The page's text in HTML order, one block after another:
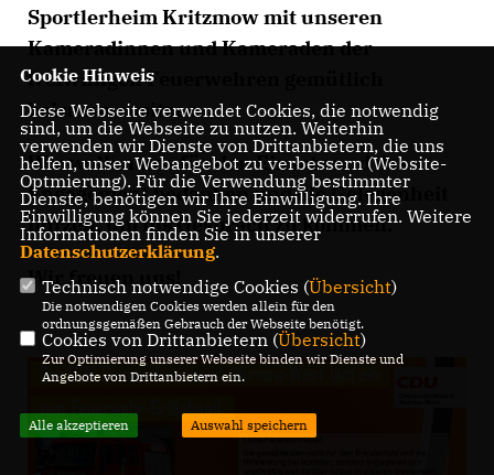
Sportlerheim Kritzmow mit unseren
Kameradinnen und Kameraden der
freiwilligen Feuerwehren gemütlich
beisammensitzen.
Wir wollen uns für den Einsatz und das
Engagement bedanken und die Gelegenheit
nutzen, um ins Gespräch zu kommen.
Wir freuen uns!
Cookie Hinweis
Diese Webseite verwendet Cookies, die notwendig
sind, um die Webseite zu nutzen. Weiterhin
verwenden wir Dienste von Drittanbietern, die uns
helfen, unser Webangebot zu verbessern (Website-
Optmierung). Für die Verwendung bestimmter
Dienste, benötigen wir Ihre Einwilligung. Ihre
Einwilligung können Sie jederzeit widerrufen. Weitere
Informationen finden Sie in unserer
Datenschutzerklärung.
Technisch notwendige Cookies (Übersicht)
Die notwendigen Cookies werden allein für den
ordnungsgemäßen Gebrauch der Webseite benötigt.
Cookies von Drittanbietern (Übersicht)
Zur Optimierung unserer Webseite binden wir Dienste und
Angebote von Drittanbietern ein.
Alle akzeptieren Auswahl speichern